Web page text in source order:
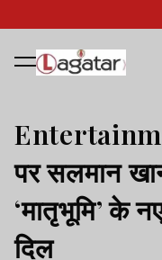
पर सलमान
‘मातृभूमि’ के
दिल